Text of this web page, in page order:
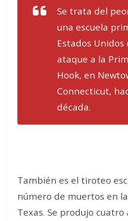
Se trata del
una escuela
Estados Unidos
ataque a la
Hook, en
Connecticut,
década.
También es el tiroteo
número de muertos en
Texas. Se produjo cuatro